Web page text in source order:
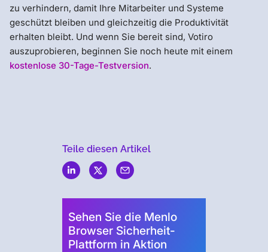
zu verhindern, damit Ihre Mitarbeiter und Systeme
geschützt bleiben und gleichzeitig die Produktivität
erhalten bleibt. Und wenn Sie bereit sind, Votiro
auszuprobieren, beginnen Sie noch heute mit einem
kostenlose 30-Tage-Testversion.
Teile diesen Artikel
Sehen Sie die Menlo
Browser Sicherheit-
Plattform in Aktion